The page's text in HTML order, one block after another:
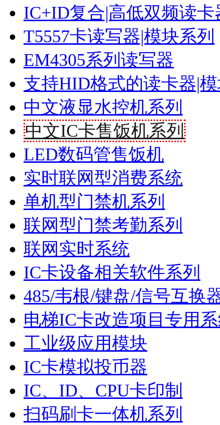
IC+ID复合|高低双频读卡
T5557卡读写器|模块系列
EM4305系列读写器
支持HID格式的读卡器|
中文液显水控机系列
中文IC卡售饭机系列
LED数码管售饭机
实时联网型消费系统
单机型门禁机系列
联网型门禁考勤系列
联网实时系统
IC卡设备相关软件系列
485/韦根/键盘/信号互换
电梯IC卡改造项目专用
工业级应用模块
IC卡模拟投币器
IC、ID、CPU卡印制
扫码刷卡一体机系列